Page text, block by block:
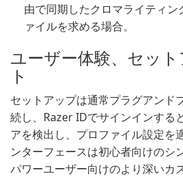
由で同期したクロマライティン
ァイルを求める場合。
ユーザー体験、セッ
ト
セットアップは通常プラグアンド
続し、Razer IDでサインインする
アを検出し、プロファイル設定を
ンターフェースは初心者向けのシ
パワーユーザー向けのより深いカ